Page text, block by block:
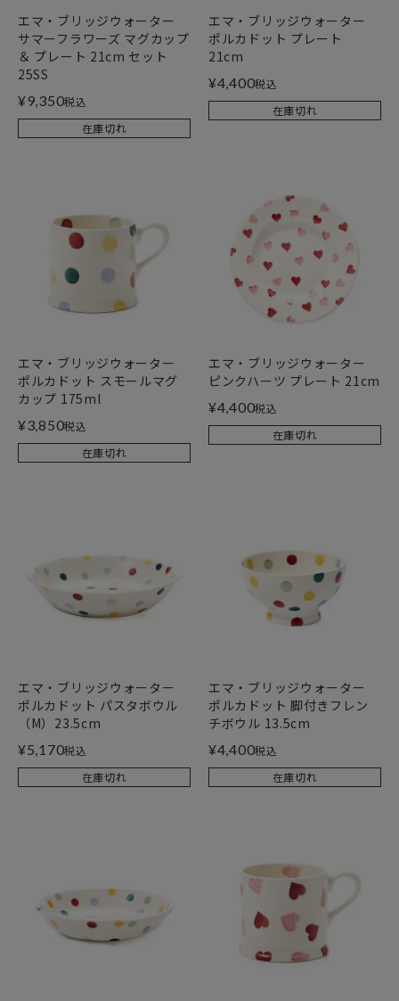
エマ・ブリッジウォーター
サマーフラワーズ マグカップ
＆ プレート 21cm セット
25SS
¥9,350税込
在庫切れ
エマ・ブリッジウォーター
ポルカドット プレート
21cm
¥4,400税込
在庫切れ
エマ・ブリッジウォーター
ポルカドット スモールマグ
カップ 175ml
¥3,850税込
在庫切れ
エマ・ブリッジウォーター
ピンクハーツ プレート 21cm
¥4,400税込
在庫切れ
エマ・ブリッジウォーター
ポルカドット パスタボウル
（M）23.5cm
¥5,170税込
在庫切れ
エマ・ブリッジウォーター
ポルカドット 脚付きフレン
チボウル 13.5cm
¥4,400税込
在庫切れ